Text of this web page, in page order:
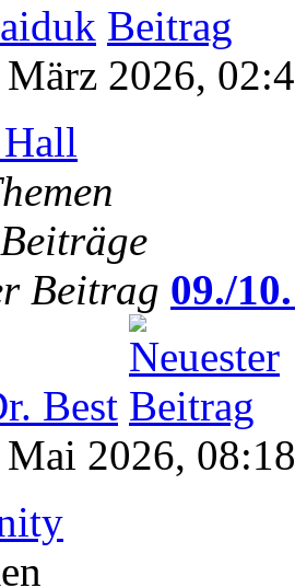
März 2026,
Beiträge
Beitrag 09./
Best
Mai 2026, 08:18